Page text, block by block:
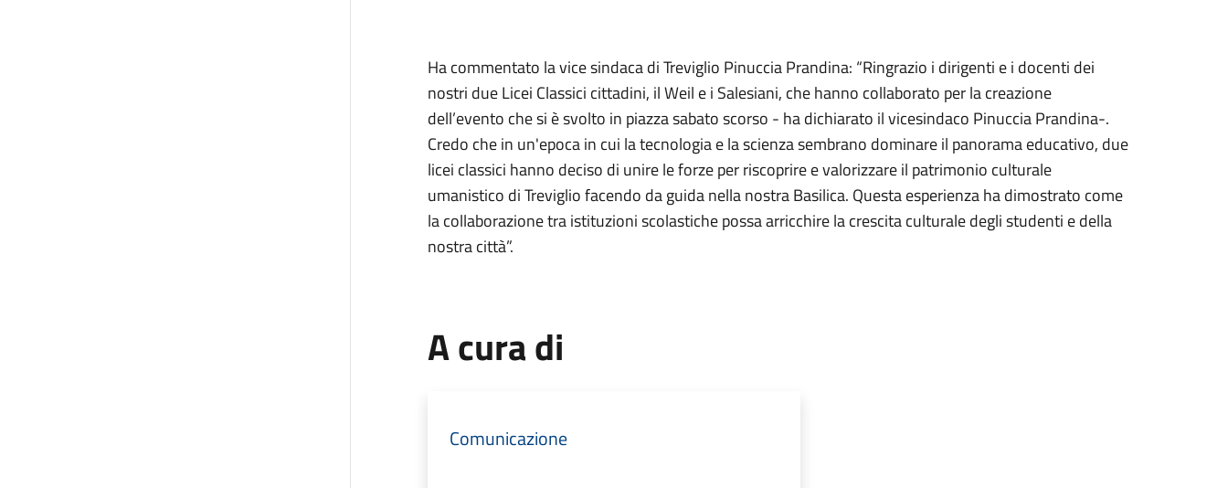
Ha commentato la vice sindaca di Treviglio Pinuccia Prandina: “Ringrazio i dirigenti e i docenti dei
nostri due Licei Classici cittadini, il Weil e i Salesiani, che hanno collaborato per la creazione
dell’evento che si è svolto in piazza sabato scorso - ha dichiarato il vicesindaco Pinuccia Prandina-.
Credo che in un'epoca in cui la tecnologia e la scienza sembrano dominare il panorama educativo, due
licei classici hanno deciso di unire le forze per riscoprire e valorizzare il patrimonio culturale
umanistico di Treviglio facendo da guida nella nostra Basilica. Questa esperienza ha dimostrato come
la collaborazione tra istituzioni scolastiche possa arricchire la crescita culturale degli studenti e della
nostra città”.
A cura di
Comunicazione